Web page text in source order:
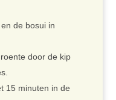
de bosui in
door de kip
15 minuten in de